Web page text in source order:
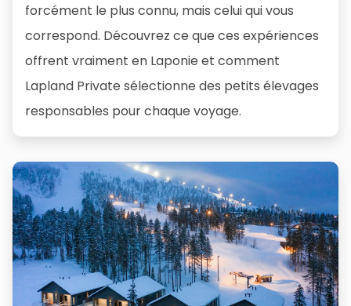
forcément le plus connu, mais celui qui vous
correspond. Découvrez ce que ces expériences
offrent vraiment en Laponie et comment
Lapland Private sélectionne des petits élevages
responsables pour chaque voyage.